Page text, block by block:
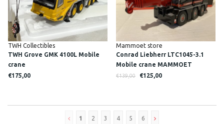
TWH Collectibles
TWH Grove GMK 4100L Mobile
crane
€175,00
Mammoet store
Conrad Liebherr LTC1045-3.1
Mobile crane MAMMOET
€139,00 €125,00
1 2 3 4 5 6